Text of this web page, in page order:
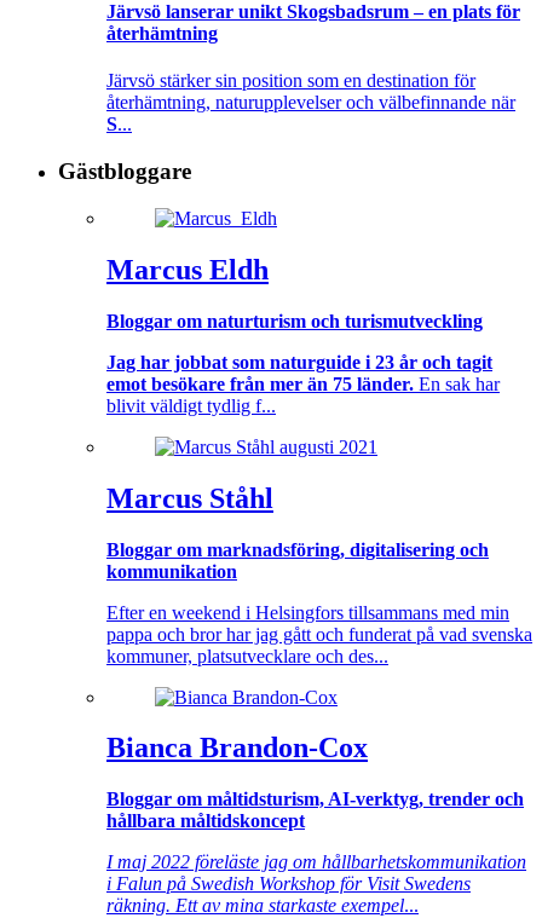
Järvsö lanserar unikt Skogsbadsrum – en plats för
återhämtning
Järvsö stärker sin position som en destination för
återhämtning, naturupplevelser och välbefinnande när
S...
Gästbloggare
Marcus Eldh
Bloggar om naturturism och turismutveckling
Jag har jobbat som naturguide i 23 år och tagit
emot besökare från mer än 75 länder. En sak har
blivit väldigt tydlig f...
Marcus Ståhl
Bloggar om marknadsföring, digitalisering och
kommunikation
Efter en weekend i Helsingfors tillsammans med min
pappa och bror har jag gått och funderat på vad svenska
kommuner, platsutvecklare och des...
Bianca Brandon-Cox
Bloggar om måltidsturism, AI-verktyg, trender och
hållbara måltidskoncept
I maj 2022 föreläste jag om hållbarhetskommunikation
i Falun på Swedish Workshop för Visit Swedens
räkning. Ett av mina starkaste exempel...